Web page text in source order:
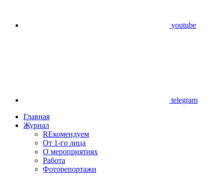
youtube
telegram
Главная
Журнал
REкомендуем
От 1-го лица
О мероприятиях
Работа
Фоторепортажи